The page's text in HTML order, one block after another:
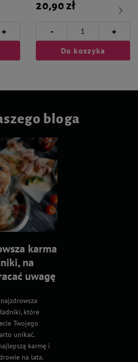
+
20,90 zł
- +
Do koszyka
bloga
karma
na
uwagę
które
Twojego
unikać.
karmę i
na lata.